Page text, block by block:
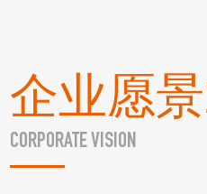
企业愿
CORPORATE VISION